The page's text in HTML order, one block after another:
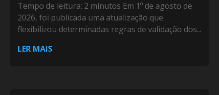
Tempo de leitura: 2 minutos Em 1º de agosto de
2026, foi publicada uma atualização que
flexibilizou determinadas regras de validação dos...
LER MAIS